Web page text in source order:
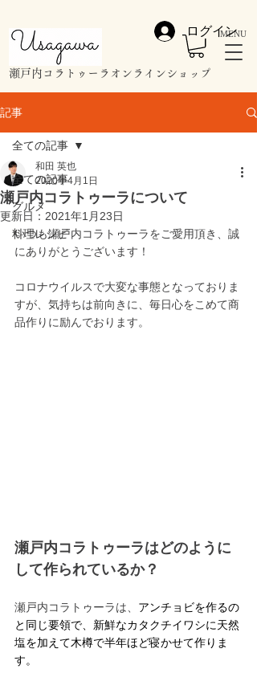
​瀬戸内コラトゥーラオンラインショップ
MENU
ログイン
記事
全ての記事
グルメ
料理レシピ
全ての記事
瀬戸内コラトゥーラについて
和田 英也
2020年4月1日
更新日： 2021年1月23日
いつも瀬戸内コラトゥーラをご愛用頂き、誠
にありがとうございます！
コロナウイルスで大変な事態となっておりま
すが、気持ちは前向きに、毎日心をこめて商
品作りに励んでおります。
瀬戸内コラトゥーラはどのように
して作られているか？
瀬戸内コラトゥーラは、 アンチョビを作るの
と同じ要領で、新鮮なカタクチイワシに天然
塩を加えて木樽で半年ほど寝かせて作りま
す。